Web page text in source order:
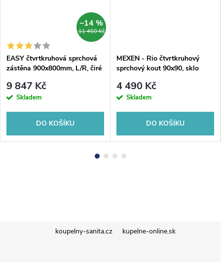
11 450 Kč
–14 %
EASY čtvrtkruhová sprchová
zástěna 900x800mm, L/R, čiré
9 847 Kč
Skladem
DO KOŠÍKU
MEXEN - Rio čtvrtkruhový
sprchový kout 90x90, sklo
090-01-00
4 490 Kč
Skladem
DO KOŠÍKU
koupelny-sanita.cz kupelne-online.sk